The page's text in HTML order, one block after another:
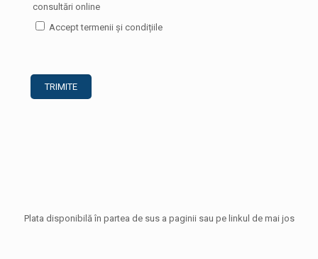
consultări online
Accept termenii și condițiile
Plata disponibilă în partea de sus a paginii sau pe linkul de mai jos